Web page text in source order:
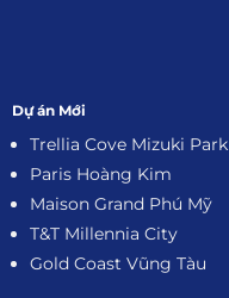
Dự án Mới
Trellia Cove Mizuki Park
Paris Hoàng Kim
Maison Grand Phú Mỹ
T&T Millennia City
Gold Coast Vũng Tàu